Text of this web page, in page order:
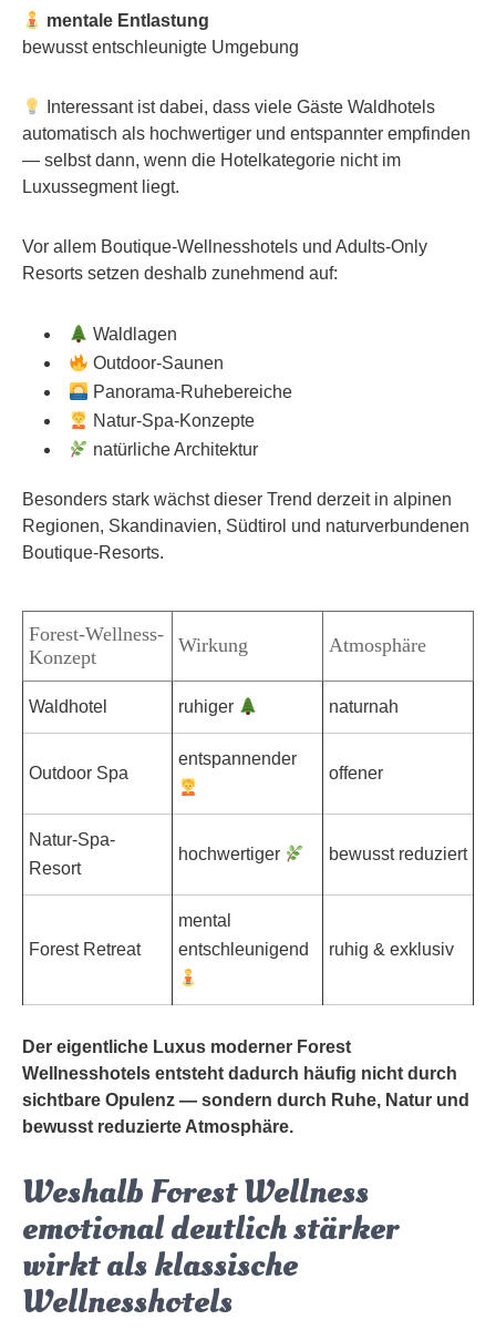
mentale Entlastung
bewusst entschleunigte Umgebung
Interessant ist dabei, dass viele Gäste Waldhotels
automatisch als hochwertiger und entspannter empfinden
— selbst dann, wenn die Hotelkategorie nicht im
Luxussegment liegt.
Vor allem Boutique-Wellnesshotels und Adults-Only
Resorts setzen deshalb zunehmend auf:
Waldlagen
Outdoor-Saunen
Panorama-Ruhebereiche
Natur-Spa-Konzepte
natürliche Architektur
Besonders stark wächst dieser Trend derzeit in alpinen
Regionen, Skandinavien, Südtirol und naturverbundenen
Boutique-Resorts.
Forest-Wellness-
Konzept
Wirkung Atmosphäre
Waldhotel ruhiger naturnah
Outdoor Spa
entspannender
offener
Natur-Spa-
Resort
hochwertiger bewusst reduziert
Forest Retreat
mental
entschleunigend
ruhig & exklusiv
Der eigentliche Luxus moderner Forest
Wellnesshotels entsteht dadurch häufig nicht durch
sichtbare Opulenz — sondern durch Ruhe, Natur und
bewusst reduzierte Atmosphäre.
Weshalb Forest Wellness
emotional deutlich stärker
wirkt als klassische
Wellnesshotels